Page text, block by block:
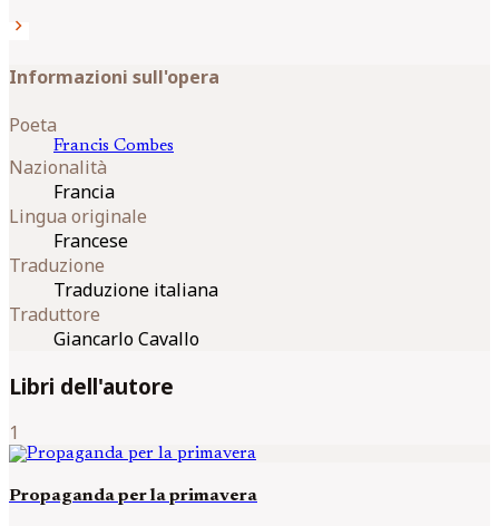
chevron_right
Informazioni sull'opera
Poeta
Francis Combes
Nazionalità
Francia
Lingua originale
Francese
Traduzione
Traduzione italiana
Traduttore
Giancarlo Cavallo
Libri dell'autore
1
Propaganda per la primavera